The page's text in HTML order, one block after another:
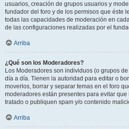
usuarios, creación de grupos usuarios y
fundador del foro y de los permisos que éste
todas las capacidades de moderación en
de las configuraciones realizadas por el
Arriba
¿Qué son los Moderadores?
Los Moderadores son individuos (o grupos
día a día. Tienen la autoridad para editar o
moverlos, borrar y separar temas en el foro
moderadores están presentes para evitar
tratado o publiquen spam y/o contenido
Arriba